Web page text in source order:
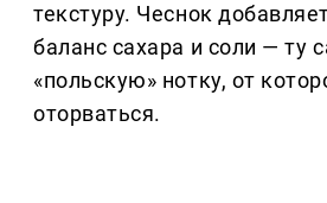
текстуру. Чеснок
баланс сахара и соли — ту
«польскую» нотку, от
оторваться.